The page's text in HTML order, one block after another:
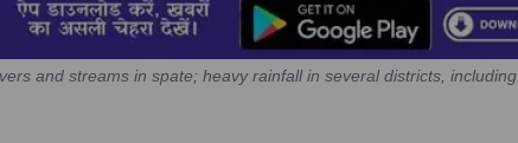
and streams in spate; heavy rainfall in several districts, including